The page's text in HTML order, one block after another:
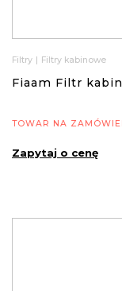
Filtry | Filtry kabinowe
Fiaam Filtr
TOWAR NA
Zapytaj o cenę